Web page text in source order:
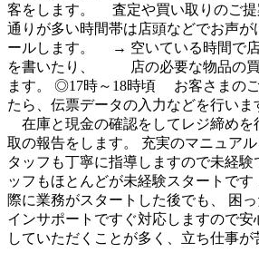
客をします。 査定や買い取りのご
通りが多い時間帯は店頭などでお声
ールします。 → 空いている時間で店
を書いたり、 店の必要な物品の買
ます。 ◎17時～18時頃 お客さまの
たら、伝票データの入力などを行い
在庫と現金の確認をしてレジ締めを
取の報告をします。 充実のマニュア
タッフも丁寧に指導しますので未経験
ッフもほとんどが未経験スタートです
際に業務がスタートした後でも、 困
インサポートですぐ対応しますので
していただくことが多く、立ち仕事が